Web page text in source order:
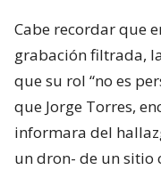
Cabe recordar que
grabación filtrada,
que su rol “no es
que Jorge Torres,
informara del
un dron- de un sitio